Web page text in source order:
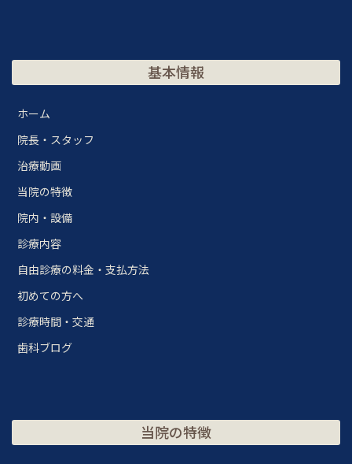
基本情報
ホーム
院長・スタッフ
治療動画
当院の特徴
院内・設備
診療内容
自由診療の料金・支払方法
初めての方へ
診療時間・交通
歯科ブログ
当院の特徴